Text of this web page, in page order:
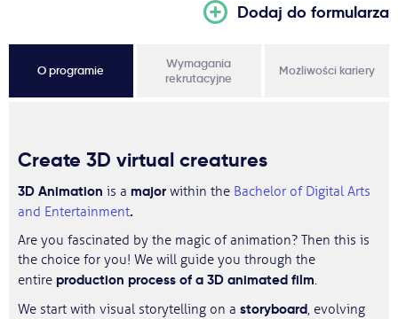
Dodaj do formularza
O programie
Wymagania
rekrutacyjne
Możliwości kariery
Create 3D virtual creatures
3D Animation is a major within the Bachelor of Digital Arts
and Entertainment.
Are you fascinated by the magic of animation? Then this is
the choice for you! We will guide you through the
entire production process of a 3D animated film.
We start with visual storytelling on a storyboard, evolving